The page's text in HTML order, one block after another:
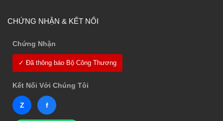
CHỨNG NHẬN & KẾT NỐI
Chứng Nhận
✓ Đã thông báo Bộ Công Thương
Kết Nối Với Chúng Tôi
Z f